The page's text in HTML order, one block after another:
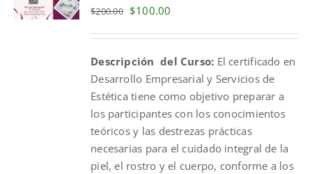
$200.00 Original
$200.00.
$100.00
$100.00.
Descripción del Curso: El certificado en
Desarrollo Empresarial y Servicios de
Estética tiene como objetivo preparar a
los participantes con los conocimientos
teóricos y las destrezas prácticas
necesarias para el cuidado integral de la
piel, el rostro y el cuerpo, conforme a los